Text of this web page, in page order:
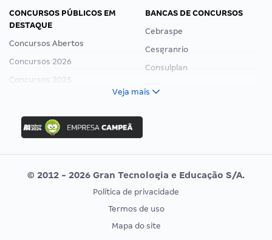
CONCURSOS PÚBLICOS EM
DESTAQUE
Concursos Abertos
Concursos 2026
Concursos 2025
Concurso Ibama
Concurso MPU
Editais publicados
BANCAS DE CONCURSOS
Cebraspe
Cesgranrio
Consulplan
Vunesp
CONCURSOS POR PROFISSÃO
EXAME DE ORDEM
Veja mais
© 2012 - 2026 Gran Tecnologia e Educação S/A.
Política de privacidade
Termos de uso
Mapa do site